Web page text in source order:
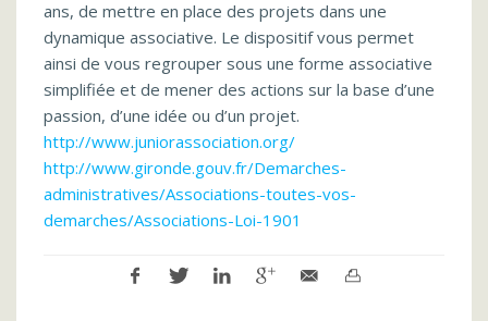
ans, de mettre en place des projets dans une
dynamique associative. Le dispositif vous permet
ainsi de vous regrouper sous une forme associative
simplifiée et de mener des actions sur la base d’une
passion, d’une idée ou d’un projet.
http://www.juniorassociation.org/
http://www.gironde.gouv.fr/Demarches-
administratives/Associations-toutes-vos-
demarches/Associations-Loi-1901